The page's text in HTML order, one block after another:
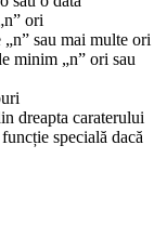
ori
sau mai multe ori
minim „n” ori sau
dreapta caraterului
specială dacă